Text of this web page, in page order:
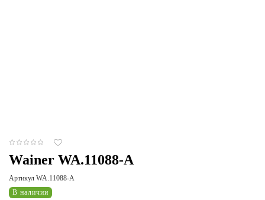
Wainer WA.11088-A
Артикул WA.11088-A
В наличии